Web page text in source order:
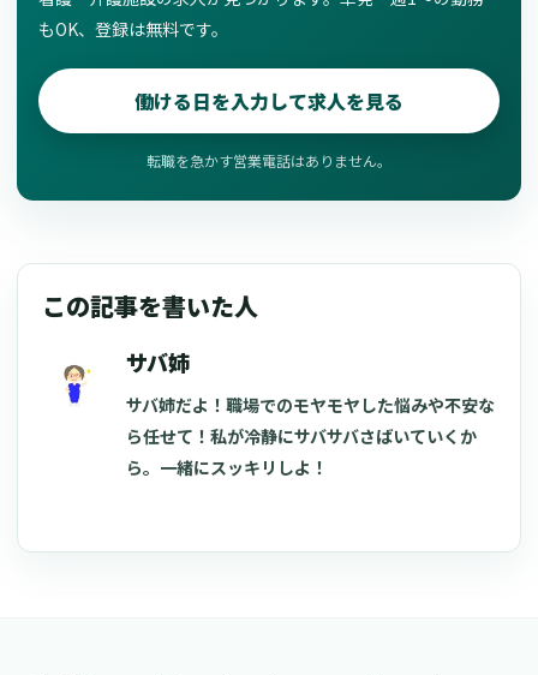
もOK、登録は無料です。
働ける日を入力して求人を見る
転職を急かす営業電話はありません。
この記事を書いた人
サバ姉
サバ姉だよ！職場でのモヤモヤした悩みや不安な
ら任せて！私が冷静にサバサバさばいていくか
ら。一緒にスッキリしよ！